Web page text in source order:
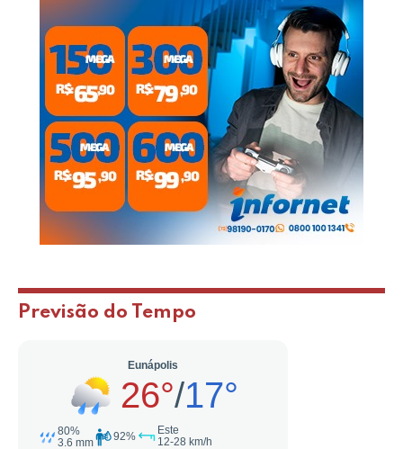
Previsão do Tempo